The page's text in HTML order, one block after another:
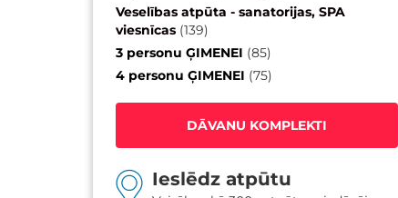
Veselības atpūta - sanatorijas, SPA
viesnīcas (139)
3 personu ĢIMENEI (85)
4 personu ĢIMENEI (75)
DĀVANU KOMPLEKTI
Ieslēdz atpūtu